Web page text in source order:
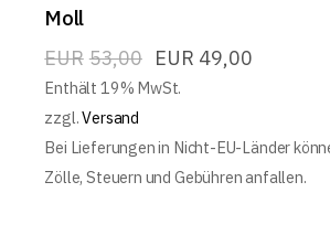
Moll
EUR 53,00 EUR 49,00
Enthält 19% MwSt.
zzgl.Versand
Bei Lieferungen in Nicht-EU-Länder
Zölle, Steuern und Gebühren anfallen.